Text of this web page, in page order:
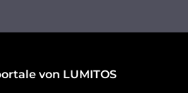
von LUMITOS